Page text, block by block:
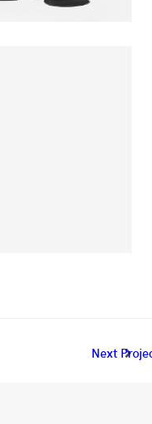
Next